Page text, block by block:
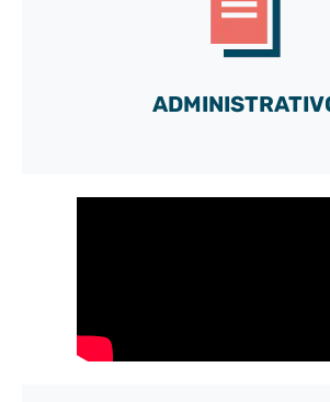
y descubra todas las posibilidades
¡Vamos!